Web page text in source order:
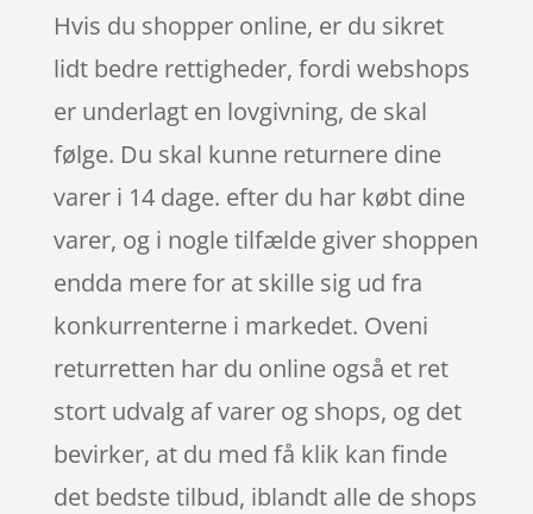
Hvis du shopper online, er du sikret
lidt bedre rettigheder, fordi webshops
er underlagt en lovgivning, de skal
følge. Du skal kunne returnere dine
varer i 14 dage. efter du har købt dine
varer, og i nogle tilfælde giver shoppen
endda mere for at skille sig ud fra
konkurrenterne i markedet. Oveni
returretten har du online også et ret
stort udvalg af varer og shops, og det
bevirker, at du med få klik kan finde
det bedste tilbud, iblandt alle de shops